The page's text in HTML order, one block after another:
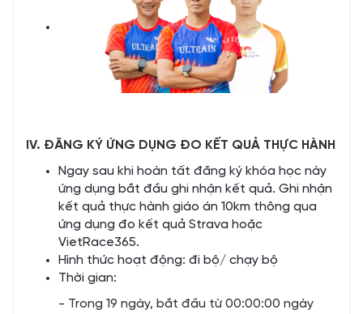
IV. ĐĂNG KÝ ỨNG DỤNG ĐO KẾT QUẢ THỰC HÀNH
Ngay sau khi hoàn tất đăng ký khóa học này
ứng dụng bắt đầu ghi nhận kết quả. Ghi nhận
kết quả thực hành giáo án 10km thông qua
ứng dụng đo kết quả Strava hoặc
VietRace365.
Hình thức hoạt động: đi bộ/ chạy bộ
Thời gian:
- Trong 19 ngày, bắt đầu từ 00:00:00 ngày